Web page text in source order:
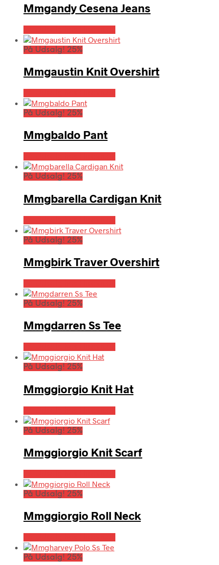
Mmgandy Cesena Jeans
På Udsalg! 25%
Mmgaustin Knit Overshirt
På Udsalg! 25%
Mmgbaldo Pant
På Udsalg! 25%
Mmgbarella Cardigan Knit
På Udsalg! 25%
Mmgbirk Traver Overshirt
På Udsalg! 25%
Mmgdarren Ss Tee
På Udsalg! 25%
Mmggiorgio Knit Hat
På Udsalg! 25%
Mmggiorgio Knit Scarf
På Udsalg! 25%
Mmggiorgio Roll Neck
På Udsalg! 25%